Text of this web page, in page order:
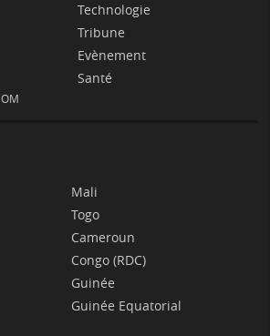
Technologie
Tribune
Evènement
Santé
Mali
Togo
Cameroun
Congo (RDC)
Guinée
Guinée Equatorial